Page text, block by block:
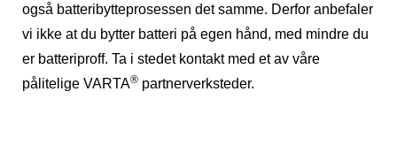
også batteribytteprosessen det samme. Derfor anbefaler
vi ikke at du bytter batteri på egen hånd, med mindre du
er batteriproff. Ta i stedet kontakt med et av våre
pålitelige VARTA® partnerverksteder.